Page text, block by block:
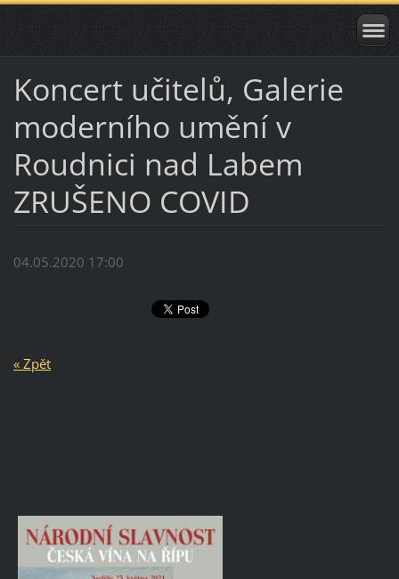
Koncert učitelů, Galerie
moderního umění v
Roudnici nad Labem
ZRUŠENO COVID
04.05.2020 17:00
« Zpět